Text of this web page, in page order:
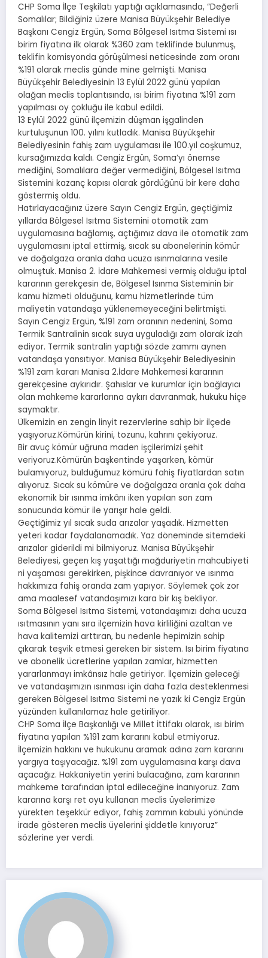
CHP Soma İlçe Teşkilatı yaptığı açıklamasında, “Değerli
Somalılar; Bildiğiniz üzere Manisa Büyükşehir Belediye
Başkanı Cengiz Ergün, Soma Bölgesel Isıtma Sistemi ısı
birim fiyatına ilk olarak %360 zam teklifinde bulunmuş,
teklifin komisyonda görüşülmesi neticesinde zam oranı
%191 olarak meclis günde mine gelmişti. Manisa
Büyükşehir Belediyesinin 13 Eylül 2022 günü yapılan
olağan meclis toplantısında, ısı birim fiyatına %191 zam
yapılması oy çokluğu ile kabul edildi.
13 Eylül 2022 günü ilçemizin düşman işgalinden
kurtuluşunun 100. yılını kutladık. Manisa Büyükşehir
Belediyesinin fahiş zam uygulaması ile 100.yıl coşkumuz,
kursağımızda kaldı. Cengiz Ergün, Soma’yı önemse
mediğini, Somalılara değer vermediğini, Bölgesel Isıtma
Sistemini kazanç kapısı olarak gördüğünü bir kere daha
göstermiş oldu.
Hatırlayacağınız üzere Sayın Cengiz Ergün, geçtiğimiz
yıllarda Bölgesel Isıtma Sistemini otomatik zam
uygulamasına bağlamış, açtığımız dava ile otomatik zam
uygulamasını iptal ettirmiş, sıcak su abonelerinin kömür
ve doğalgaza oranla daha ucuza ısınmalarına vesile
olmuştuk. Manisa 2. İdare Mahkemesi vermiş olduğu iptal
kararının gerekçesin de, Bölgesel Isınma Sisteminin bir
kamu hizmeti olduğunu, kamu hizmetlerinde tüm
maliyetin vatandaşa yüklenemeyeceğini belirtmişti.
Sayın Cengiz Ergün, %191 zam oranının nedenini, Soma
Termik Santralinin sıcak suya uyguladığı zam olarak izah
ediyor. Termik santralin yaptığı sözde zammı aynen
vatandaşa yansıtıyor. Manisa Büyükşehir Belediyesinin
%191 zam kararı Manisa 2.İdare Mahkemesi kararının
gerekçesine aykırıdır. Şahıslar ve kurumlar için bağlayıcı
olan mahkeme kararlarına aykırı davranmak, hukuku hiçe
saymaktır.
Ülkemizin en zengin linyit rezervlerine sahip bir ilçede
yaşıyoruz.Kömürün kirini, tozunu, kahrını çekiyoruz.
Bir avuç kömür uğruna maden işçilerimizi şehit
veriyoruz.Kömürün başkentinde yaşarken, kömür
bulamıyoruz, bulduğumuz kömürü fahiş fiyatlardan satın
alıyoruz. Sıcak su kömüre ve doğalgaza oranla çok daha
ekonomik bir ısınma imkânı iken yapılan son zam
sonucunda kömür ile yarışır hale geldi.
Geçtiğimiz yıl sıcak suda arızalar yaşadık. Hizmetten
yeteri kadar faydalanamadık. Yaz döneminde sitemdeki
arızalar giderildi mi bilmiyoruz. Manisa Büyükşehir
Belediyesi, geçen kış yaşattığı mağduriyetin mahcubiyeti
ni yaşaması gerekirken, pişkince davranıyor ve ısınma
hakkımıza fahiş oranda zam yapıyor. Söylemek çok zor
ama maalesef vatandaşımızı kara bir kış bekliyor.
Soma Bölgesel Isıtma Sistemi, vatandaşımızı daha ucuza
ısıtmasının yanı sıra ilçemizin hava kirliliğini azaltan ve
hava kalitemizi arttıran, bu nedenle hepimizin sahip
çıkarak teşvik etmesi gereken bir sistem. Isı birim fiyatına
ve abonelik ücretlerine yapılan zamlar, hizmetten
yararlanmayı imkânsız hale getiriyor. İlçemizin geleceği
ve vatandaşımızın ısınması için daha fazla desteklenmesi
gereken Bölgesel Isıtma Sistemi ne yazık ki Cengiz Ergün
yüzünden kullanılamaz hale getiriliyor.
CHP Soma İlçe Başkanlığı ve Millet İttifakı olarak, ısı birim
fiyatına yapılan %191 zam kararını kabul etmiyoruz.
İlçemizin hakkını ve hukukunu aramak adına zam kararını
yargıya taşıyacağız. %191 zam uygulamasına karşı dava
açacağız. Hakkaniyetin yerini bulacağına, zam kararının
mahkeme tarafından iptal edileceğine inanıyoruz. Zam
kararına karşı ret oyu kullanan meclis üyelerimize
yürekten teşekkür ediyor, fahiş zammın kabulü yönünde
irade gösteren meclis üyelerini şiddetle kınıyoruz”
sözlerine yer verdi.